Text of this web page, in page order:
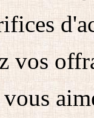
vos